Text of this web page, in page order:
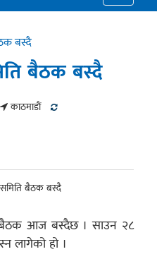
बस्दै
बैठक बस्दै
काठमाडाैं
बैठक आज बस्दैछ । साउन २८
लागेको हो ।